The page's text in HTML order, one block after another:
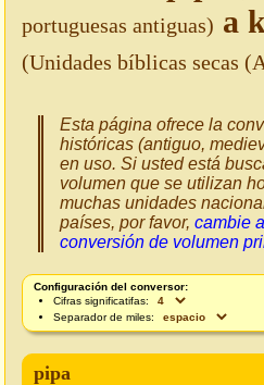
portuguesas antiguas)
(Unidades bíblicas secas
Esta página ofrece la
históricas (antiguo,
en uso. Si usted está
volumen que se utilizan
muchas unidades
países, por favor, cambie
conversión de volumen
Configuración del conversor:
Cifras significatifas:
Separador de miles:
pipa